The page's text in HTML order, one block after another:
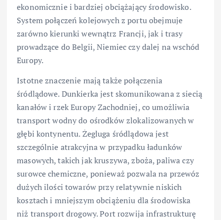
ekonomicznie i bardziej obciążający środowisko.
System połączeń kolejowych z portu obejmuje
zarówno kierunki wewnątrz Francji, jak i trasy
prowadzące do Belgii, Niemiec czy dalej na wschód
Europy.
Istotne znaczenie mają także połączenia
śródlądowe. Dunkierka jest skomunikowana z siecią
kanałów i rzek Europy Zachodniej, co umożliwia
transport wodny do ośrodków zlokalizowanych w
głębi kontynentu. Żegluga śródlądowa jest
szczególnie atrakcyjna w przypadku ładunków
masowych, takich jak kruszywa, zboża, paliwa czy
surowce chemiczne, ponieważ pozwala na przewóz
dużych ilości towarów przy relatywnie niskich
kosztach i mniejszym obciążeniu dla środowiska
niż transport drogowy. Port rozwija infrastrukturę